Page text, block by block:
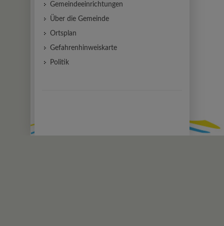
Gemeindeeinrichtungen
Über die Gemeinde
Ortsplan
Gefahrenhinweiskarte
Politik